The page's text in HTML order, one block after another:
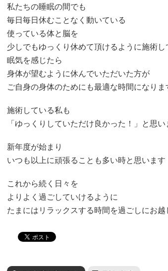
私たちの睡眠の間でも
毎日毎日休むことなく動いている
使っている体と脳を
少しでもゆっくり休めて頂けるように施術
眠気を感じたら
身体が望むように休んでいただいた方が
ご自身の身体のためにも最適な時間になりま
施術している私も
「ゆっくりしていただけ良かった！」と思
新年度が始まり
いつも以上に頑張ることも多い時と思います
これから続く日々を
よりよく過ごしていけるように
たまにはリラックスする時間を過ごしにお